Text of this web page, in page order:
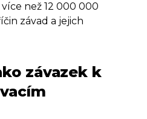
než 12 000 000
závad a jejich
závazek k